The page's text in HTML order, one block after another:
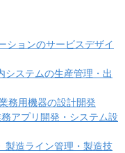
ションのサービスデザイ
システムの生産管理・出
務用機器の設計開発
アプリ開発・システム設
製造ライン管理・製造技